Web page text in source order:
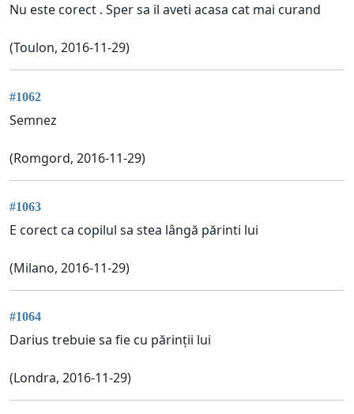
Nu este corect . Sper sa il aveti acasa cat mai curand
(Toulon, 2016-11-29)
#1062
Semnez
(Romgord, 2016-11-29)
#1063
E corect ca copilul sa stea lângă părinti lui
(Milano, 2016-11-29)
#1064
Darius trebuie sa fie cu părinții lui
(Londra, 2016-11-29)